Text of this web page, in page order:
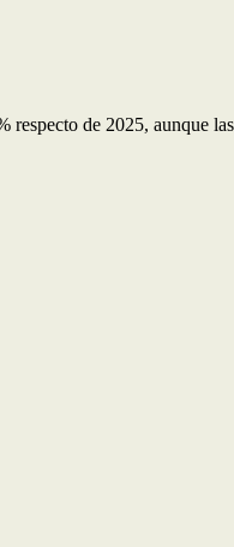
de 2025, aunque